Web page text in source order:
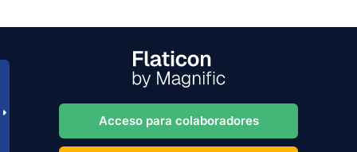
Acceso para colaboradores